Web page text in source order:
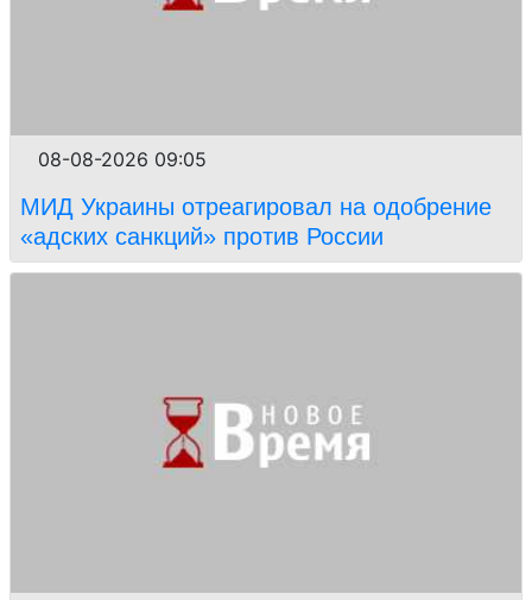
08-08-2026 09:05
МИД Украины отреагировал на одобрение
«адских санкций» против России